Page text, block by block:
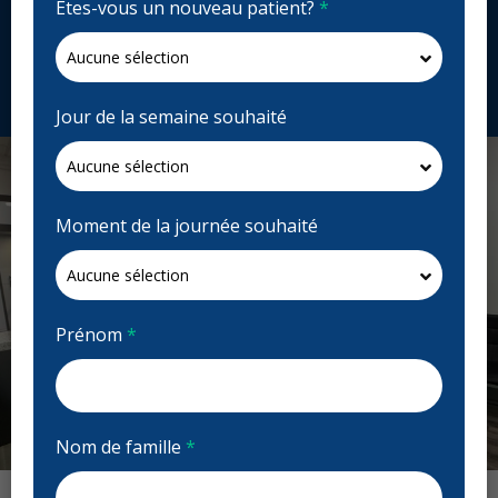
Demandez un rendez-vous
Canada
prairiemalldental.ca
Previous
Êtes-vous un nouveau patient? *
Jour de la semaine souhaité
Moment de la journée souhaité
Prénom *
Nom de famille *